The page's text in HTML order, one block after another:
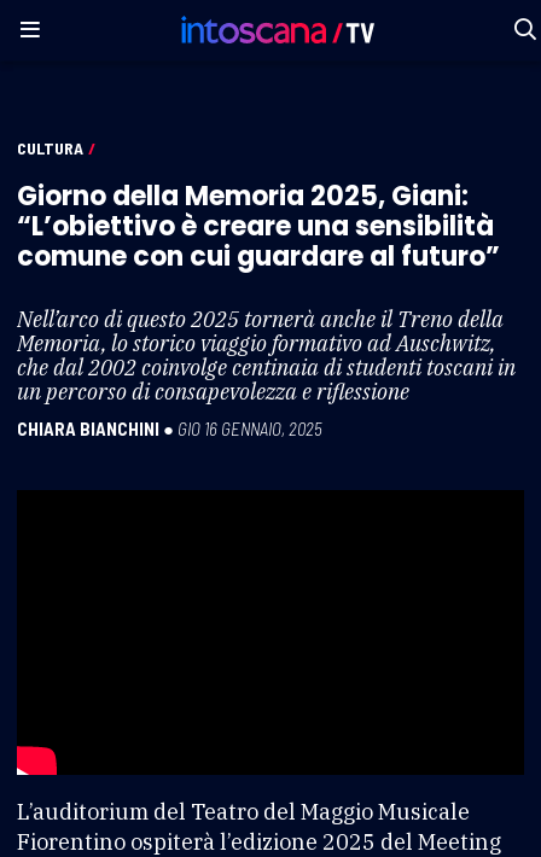
CULTURA /
Giorno della Memoria 2025, Giani:
“L’obiettivo è creare una sensibilità
comune con cui guardare al futuro”
Nell’arco di questo 2025 tornerà anche il Treno della
Memoria, lo storico viaggio formativo ad Auschwitz,
che dal 2002 coinvolge centinaia di studenti toscani in
un percorso di consapevolezza e riflessione
CHIARA BIANCHINI ● GIO 16 GENNAIO, 2025
L’auditorium del Teatro del Maggio Musicale
Fiorentino ospiterà l’edizione 2025 del Meeting